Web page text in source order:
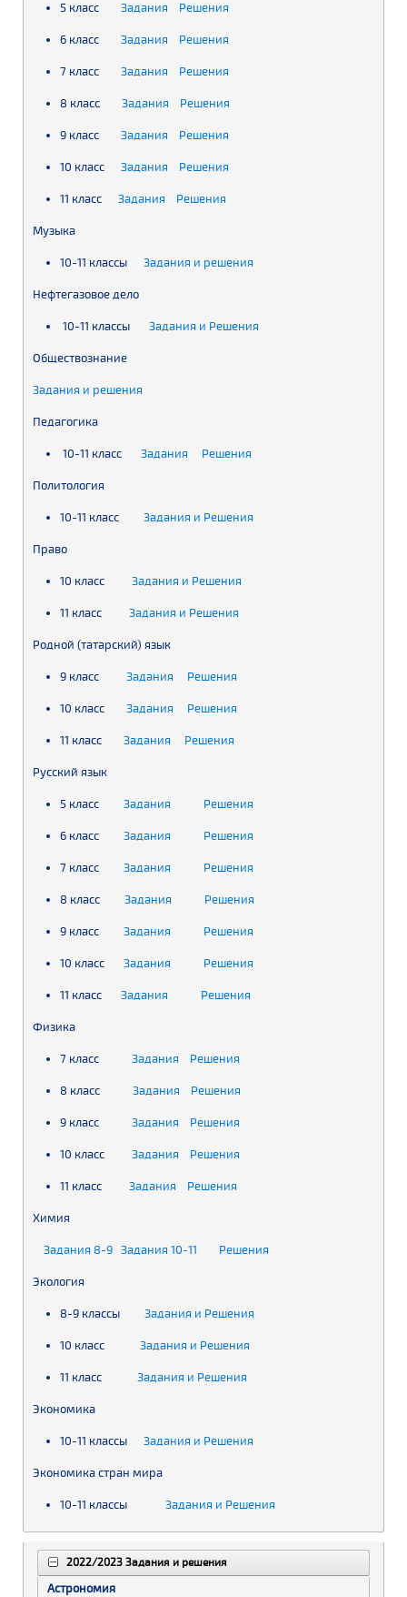
5 класс Задания Решения
6 класс Задания Решения
7 класс Задания Решения
8 класс Задания Решения
9 класс Задания Решения
10 класс Задания Решения
11 класс Задания Решения
Музыка
10-11 классы Задания и решения
Нефтегазовое дело
10-11 классы Задания и Решения
Обществознание
Задания и решения
Педагогика
10-11 класс Задания Решения
Политология
10-11 класс Задания и Решения
Право
10 класс Задания и Решения
11 класс Задания и Решения
Родной (татарский) язык
9 класс Задания Решения
10 класс Задания Решения
11 класс Задания Решения
Русский язык
5 класс Задания Решения
6 класс Задания Решения
7 класс Задания Решения
8 класс Задания Решения
9 класс Задания Решения
10 класс Задания Решения
11 класс Задания Решения
Физика
7 класс Задания Решения
8 класс Задания Решения
9 класс Задания Решения
10 класс Задания Решения
11 класс Задания Решения
Химия
Задания 8-9 Задания 10-11 Решения
Экология
8-9 классы Задания и Решения
10 класс Задания и Решения
11 класс Задания и Решения
Экономика
10-11 классы Задания и Решения
Экономика стран мира
10-11 классы Задания и Решения
2022/2023 Задания и решения
Астрономия